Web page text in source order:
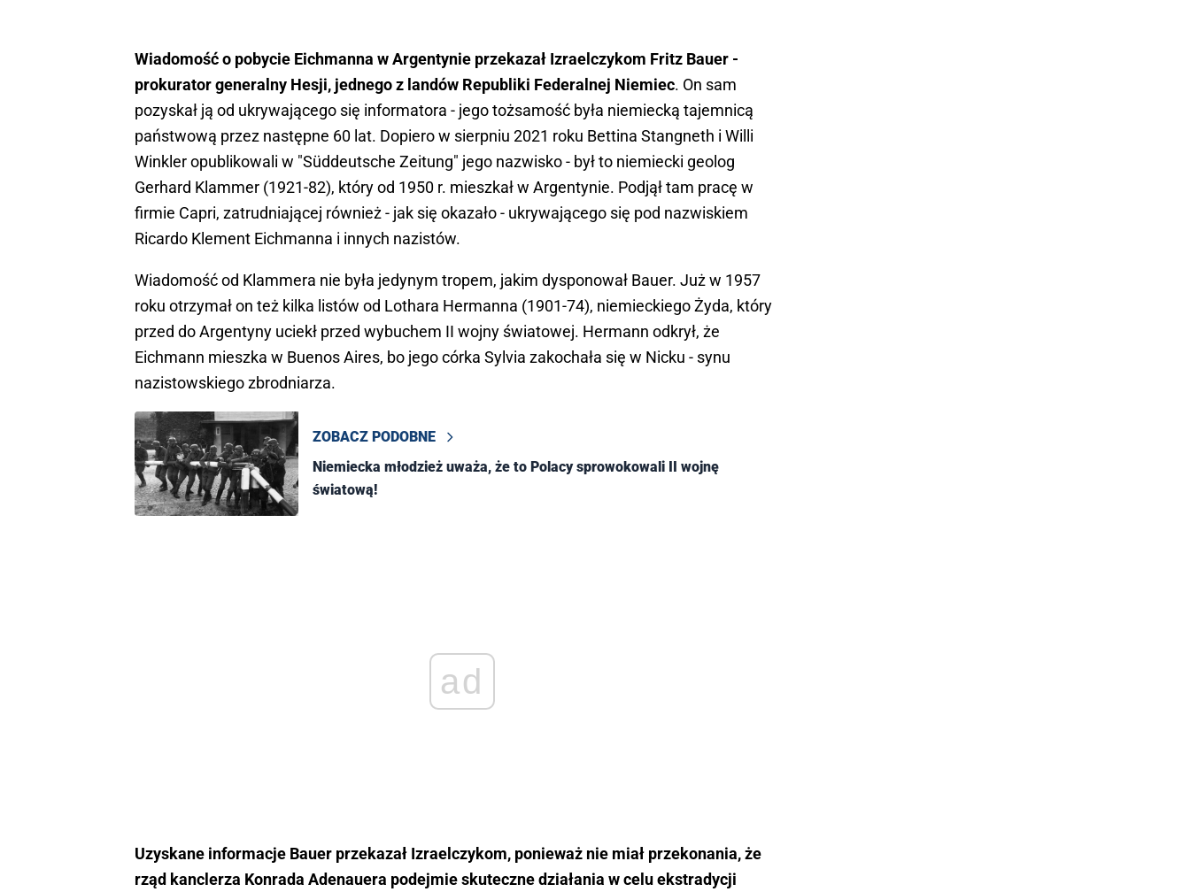
Wiadomość o pobycie Eichmanna w Argentynie przekazał Izraelczykom Fritz Bauer -
prokurator generalny Hesji, jednego z landów Republiki Federalnej Niemiec. On sam
pozyskał ją od ukrywającego się informatora - jego tożsamość była niemiecką tajemnicą
państwową przez następne 60 lat. Dopiero w sierpniu 2021 roku Bettina Stangneth i Willi
Winkler opublikowali w "Süddeutsche Zeitung" jego nazwisko - był to niemiecki geolog
Gerhard Klammer (1921-82), który od 1950 r. mieszkał w Argentynie. Podjął tam pracę w
firmie Capri, zatrudniającej również - jak się okazało - ukrywającego się pod nazwiskiem
Ricardo Klement Eichmanna i innych nazistów.
Wiadomość od Klammera nie była jedynym tropem, jakim dysponował Bauer. Już w 1957
roku otrzymał on też kilka listów od Lothara Hermanna (1901-74), niemieckiego Żyda, który
przed do Argentyny uciekł przed wybuchem II wojny światowej. Hermann odkrył, że
Eichmann mieszka w Buenos Aires, bo jego córka Sylvia zakochała się w Nicku - synu
nazistowskiego zbrodniarza.
ZOBACZ PODOBNE
Niemiecka młodzież uważa, że to Polacy sprowokowali II wojnę
światową!
ad
Uzyskane informacje Bauer przekazał Izraelczykom, ponieważ nie miał przekonania, że
rząd kanclerza Konrada Adenauera podejmie skuteczne działania w celu ekstradycji